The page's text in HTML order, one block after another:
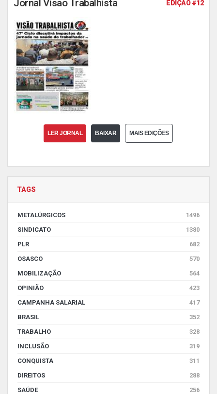
Jornal Visão Trabalhista EDIÇÃO #12
LER JORNAL BAIXAR MAIS EDIÇÕES
TAGS
METALÚRGICOS
1496
SINDICATO
1380
PLR
682
OSASCO
570
MOBILIZAÇÃO
564
OPINIÃO
423
CAMPANHA SALARIAL
417
BRASIL
352
TRABALHO
328
INCLUSÃO
319
CONQUISTA
311
DIREITOS
288
SAÚDE
256